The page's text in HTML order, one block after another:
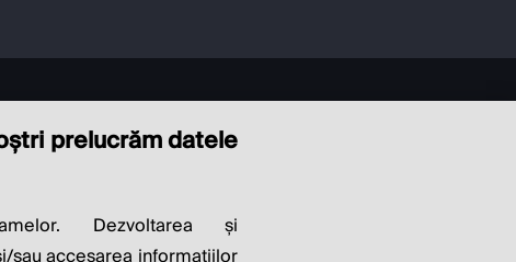
OF
prelucrăm datele
Dezvoltarea și